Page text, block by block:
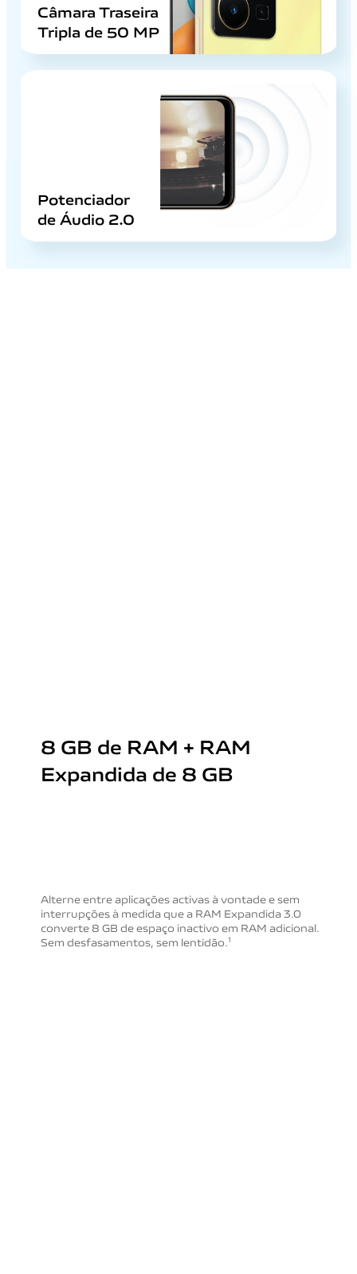
Câmara Traseira
Tripla de 50 MP
Potenciador
deÁudio 2.0
8 GB de RAM + RAM
Expandida de 8 GB
Alterne entre aplicações activas à vontade e sem
interrupções à medida que a RAM Expandida 3.0
converte 8 GB de espaço inactivo em RAM adicional.
Sem desfasamentos, sem lentidão.1